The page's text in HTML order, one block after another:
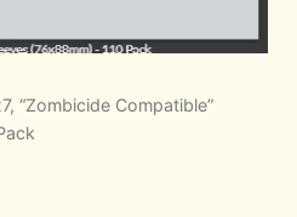
“Zombicide Compatible”